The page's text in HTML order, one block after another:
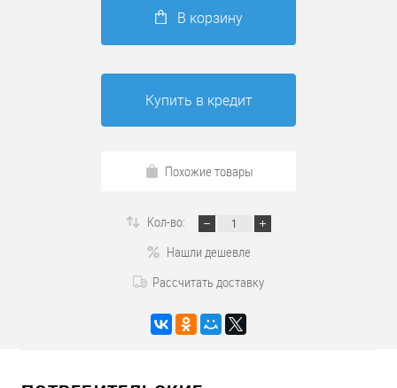
В корзину
Купить в кредит
Похожие товары
Кол-во:
Нашли дешевле
Рассчитать доставку